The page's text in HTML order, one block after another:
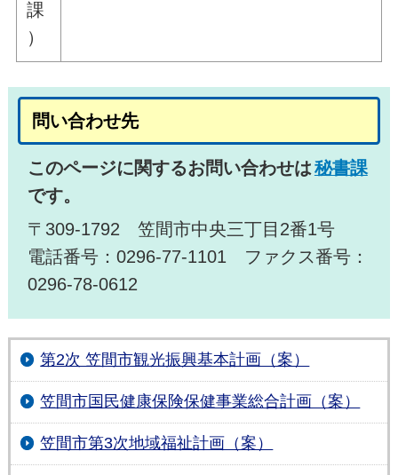
課
）
問い合わせ先
このページに関するお問い合わせは秘書課
です。
〒309-1792 笠間市中央三丁目2番1号
電話番号：0296-77-1101 ファクス番号：
0296-78-0612
第2次 笠間市観光振興基本計画（案）
笠間市国民健康保険保健事業総合計画（案）
笠間市第3次地域福祉計画（案）